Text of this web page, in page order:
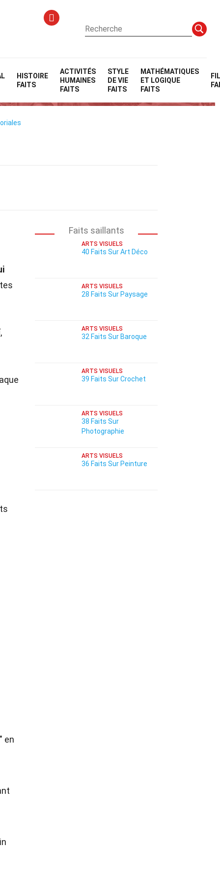
HISTOIRE
FAITS
ACTIVITÉS
HUMAINES
FAITS
STYLE
DE VIE
FAITS
MATHÉMATIQUES
ET LOGIQUE
FAITS
en
Faits saillants
ARTS VISUELS
40 Faits Sur Art Déco
ARTS VISUELS
28 Faits Sur Paysage
ARTS VISUELS
32 Faits Sur Baroque
ARTS VISUELS
39 Faits Sur Crochet
ARTS VISUELS
38 Faits Sur
Photographie
ARTS VISUELS
36 Faits Sur Peinture